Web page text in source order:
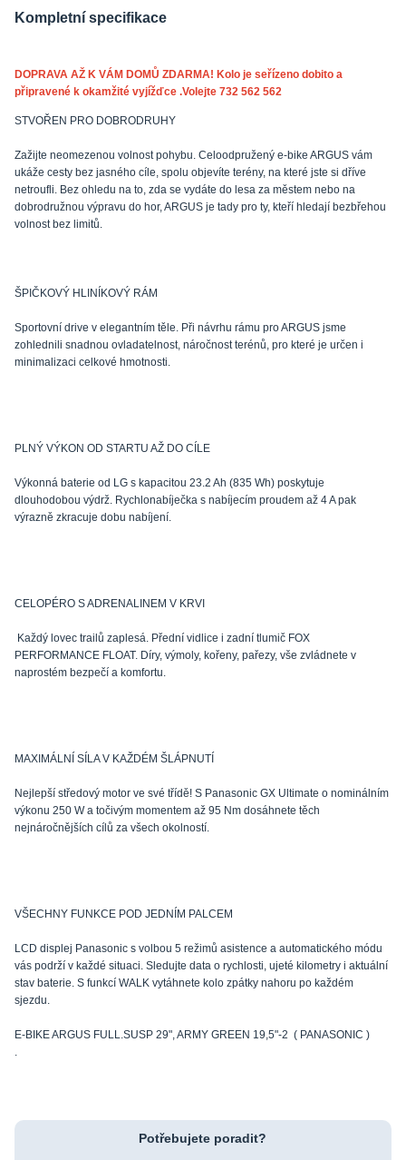
Kompletní specifikace
DOPRAVA AŽ K VÁM DOMŮ ZDARMA! Kolo je seřízeno dobito a
připravené k okamžité vyjížďce .Volejte 732 562 562
STVOŘEN PRO DOBRODRUHY
Zažijte neomezenou volnost pohybu. Celoodpružený e-bike ARGUS vám
ukáže cesty bez jasného cíle, spolu objevíte terény, na které jste si dříve
netroufli. Bez ohledu na to, zda se vydáte do lesa za městem nebo na
dobrodružnou výpravu do hor, ARGUS je tady pro ty, kteří hledají bezbřehou
volnost bez limitů.
ŠPIČKOVÝ HLINÍKOVÝ RÁM
Sportovní drive v elegantním těle. Při návrhu rámu pro ARGUS jsme
zohlednili snadnou ovladatelnost, náročnost terénů, pro které je určen i
minimalizaci celkové hmotnosti.
PLNÝ VÝKON OD STARTU AŽ DO CÍLE
Výkonná baterie od LG s kapacitou 23.2 Ah (835 Wh) poskytuje
dlouhodobou výdrž. Rychlonabíječka s nabíjecím proudem až 4 A pak
výrazně zkracuje dobu nabíjení.
CELOPÉRO S ADRENALINEM V KRVI
Každý lovec trailů zaplesá. Přední vidlice i zadní tlumič FOX
PERFORMANCE FLOAT. Díry, výmoly, kořeny, pařezy, vše zvládnete v
naprostém bezpečí a komfortu.
MAXIMÁLNÍ SÍLA V KAŽDÉM ŠLÁPNUTÍ
Nejlepší středový motor ve své třídě! S Panasonic GX Ultimate o nominálním
výkonu 250 W a točivým momentem až 95 Nm dosáhnete těch
nejnáročnějších cílů za všech okolností.
VŠECHNY FUNKCE POD JEDNÍM PALCEM
LCD displej Panasonic s volbou 5 režimů asistence a automatického módu
vás podrží v každé situaci. Sledujte data o rychlosti, ujeté kilometry i aktuální
stav baterie. S funkcí WALK vytáhnete kolo zpátky nahoru po každém
sjezdu.
E-BIKE ARGUS FULL.SUSP 29", ARMY GREEN 19,5"-2 ( PANASONIC )
Potřebujete poradit?